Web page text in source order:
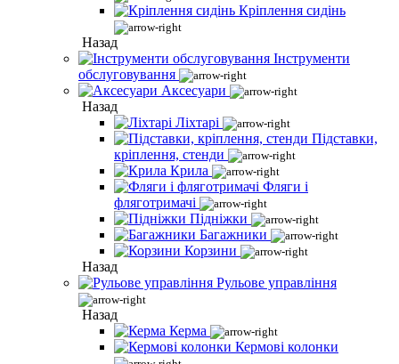
Кріплення сидінь
Назад
Інструменти
обслуговування
Аксесуари
Назад
Ліхтарі
Підставки,
кріплення, стенди
Крила
Фляги і
фляготримачі
Підніжки
Багажники
Корзини
Назад
Рульове управління
Назад
Керма
Кермові колонки